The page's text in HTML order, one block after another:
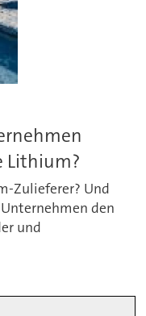
Lithium?
Zulieferer? Und
den
und